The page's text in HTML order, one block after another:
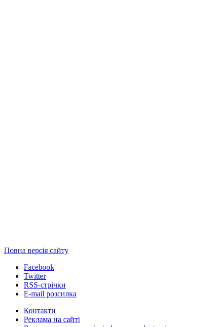
Повна версія сайту
Facebook
Twitter
RSS-стрічки
E-mail розсилка
Контакти
Реклама на сайті